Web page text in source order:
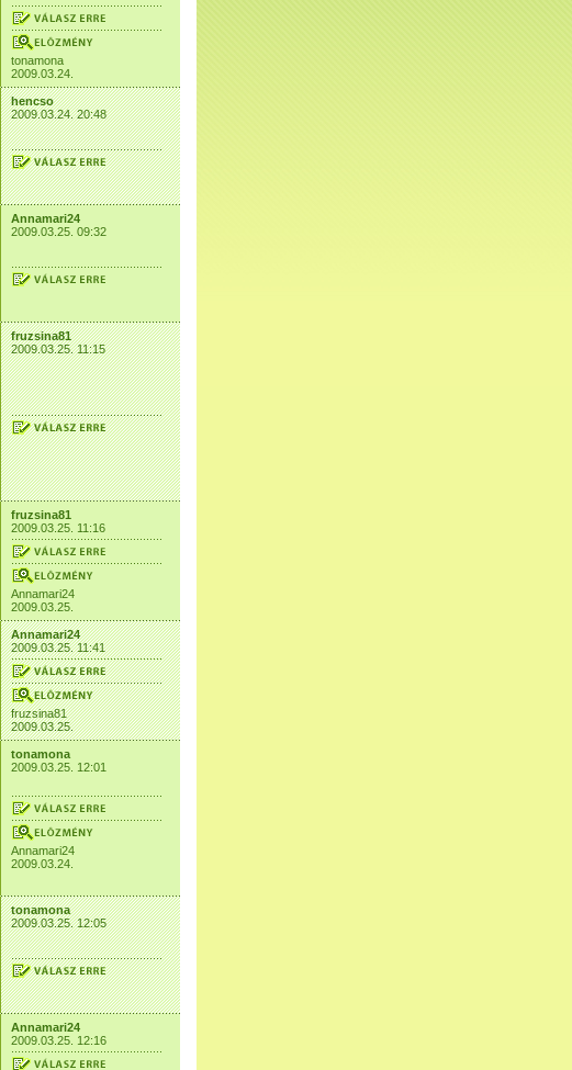
tonamona
2009.03.24.
hencso
2009.03.24. 20:48
Annamari24
2009.03.25. 09:32
fruzsina81
2009.03.25. 11:15
fruzsina81
2009.03.25. 11:16
Annamari24
2009.03.25.
Annamari24
2009.03.25. 11:41
fruzsina81
2009.03.25.
tonamona
2009.03.25. 12:01
Annamari24
2009.03.24.
tonamona
2009.03.25. 12:05
Annamari24
2009.03.25. 12:16